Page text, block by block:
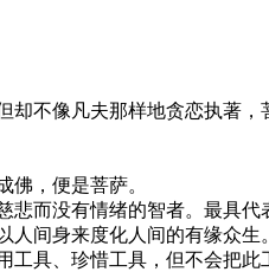
像凡夫那样地贪恋执著，
，便是菩萨。
没有情绪的智者。最具代
身来度化人间的有缘众生
具、珍惜工具，但不会把